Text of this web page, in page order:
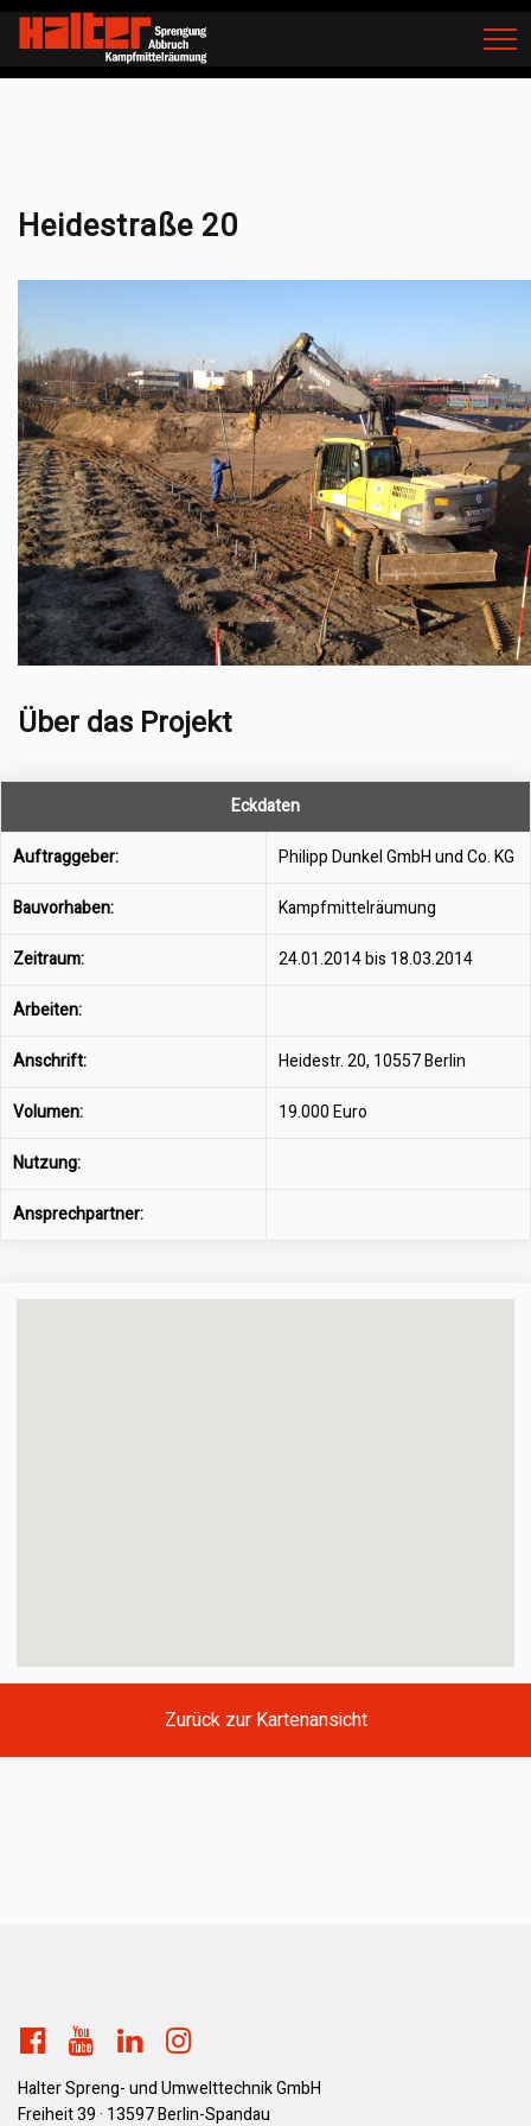
Home Kampfmittelräumung
Heidestraße 20
Über das Projekt
Eckdaten
Auftraggeber: Philipp Dunkel GmbH und Co. KG
Bauvorhaben: Kampfmittelräumung
Zeitraum: 24.01.2014 bis 18.03.2014
Arbeiten:
Anschrift: Heidestr. 20, 10557 Berlin
Volumen: 19.000 Euro
Nutzung:
Ansprechpartner:
Zurück zur Kartenansicht
Halter Spreng- und Umwelttechnik GmbH
Freiheit 39 · 13597 Berlin-Spandau